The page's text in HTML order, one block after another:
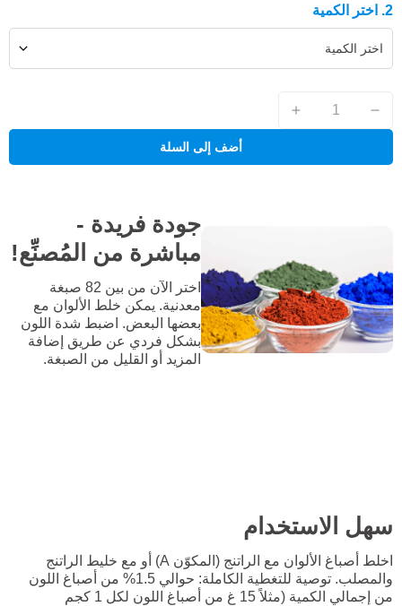
2. اختر الكمية
اختر الكمية
أضف إلى السلة
جودة فريدة -
مباشرة من المُصنِّع!
اختر الآن من بين 82 صبغة
معدنية. يمكن خلط الألوان مع
بعضها البعض. اضبط شدة اللون
بشكل فردي عن طريق إضافة
المزيد أو القليل من الصبغة.
سهل الاستخدام
اخلط أصباغ الألوان مع الراتنج (المكوّن A) أو مع خليط الراتنج
والمصلب. توصية للتغطية الكاملة: حوالي 1.5% من أصباغ اللون
من إجمالي الكمية (مثلاً 15 غ من أصباغ اللون لكل 1 كجم